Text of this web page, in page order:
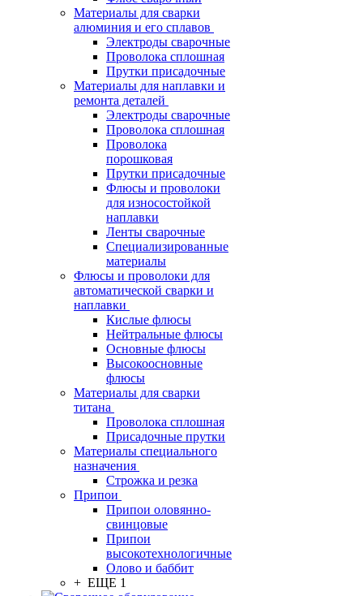
Материалы для сварки
алюминия и его сплавов
Электроды сварочные
Проволока сплошная
Прутки присадочные
Материалы для наплавки и
ремонта деталей
Электроды сварочные
Проволока сплошная
Проволока
порошковая
Прутки присадочные
Флюсы и проволоки
для износостойкой
наплавки
Ленты сварочные
Специализированные
материалы
Флюсы и проволоки для
автоматической сварки и
наплавки
Кислые флюсы
Нейтральные флюсы
Основные флюсы
Высокоосновные
флюсы
Материалы для сварки
титана
Проволока сплошная
Присадочные прутки
Материалы специального
назначения
Строжка и резка
Припои
Припои оловянно-
свинцовые
Припои
высокотехнологичные
Олово и баббит
+ ЕЩЕ 1